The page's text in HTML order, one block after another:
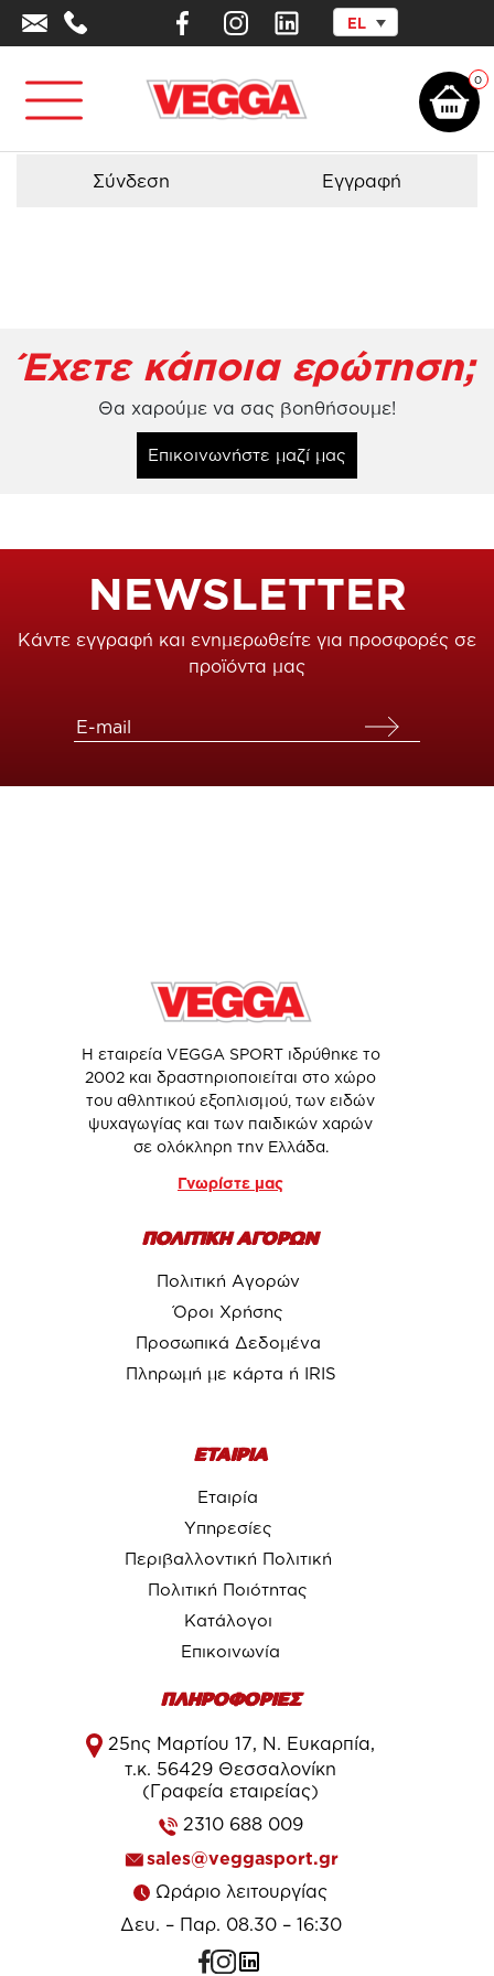
EL
0
Αρχική σελίδα Προϊόντα - Εξοπλισμός Παιχνιδοκατασκευές/
Σύνδεση Εγγραφή
Έχετε κάποια ερώτηση;
Θα χαρούμε να σας βοηθήσουμε!
Επικοινωνήστε μαζί μας
NEWSLETTER
Κάντε εγγραφή και ενημερωθείτε για προσφορές σε
προϊόντα μας
Η εταιρεία VEGGA SPORT ιδρύθηκε το
2002 και δραστηριοποιείται στο χώρο
του αθλητικού εξοπλισμού, των ειδών
ψυχαγωγίας και των παιδικών χαρών
σε ολόκληρη την Ελλάδα.
Γνωρίστε μας
ΠΟΛΙΤΙΚΗ ΑΓΟΡΩΝ
Πολιτική Αγορών
Όροι Χρήσης
Προσωπικά Δεδομένα
Πληρωμή με κάρτα ή IRIS
ΕΤΑΙΡΙΑ
Εταιρία
Υπηρεσίες
Περιβαλλοντική Πολιτική
Πολιτική Ποιότητας
Κατάλογοι
Επικοινωνία
ΠΛΗΡΟΦΟΡΙΕΣ
25ης Μαρτίου 17, Ν. Ευκαρπία,
τ.κ. 56429 Θεσσαλονίκη
(Γραφεία εταιρείας)
2310 688 009
sales@veggasport.gr
Ωράριο λειτουργίας
Δευ. – Παρ. 08.30 – 16:30